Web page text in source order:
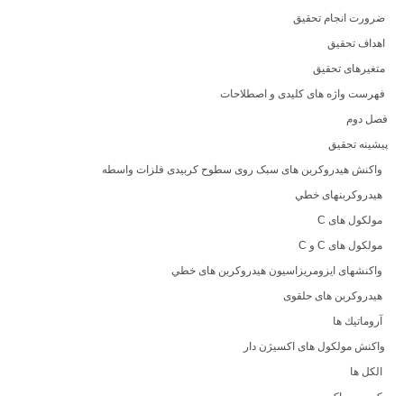
ضرورت انجام تحقیق
اهداف تحقیق
متغیرهای تحقیق
فهرست واژه های کلیدی و اصطلاحات
فصل دوم
پیشینه تحقیق
واکنش هیدروکربن های سبک روی سطوح کربیدی فلزات واسطه
هیدروكربنهای خطي
مولكول های C‌
مولكول های C و C‌
واکنشهای ایزومریزاسیون هیدروکربن های خطي
هیدروكربن های حلقوی
آروماتیك ها
واكنش مولكول های اكسیژن دار
الكل ها